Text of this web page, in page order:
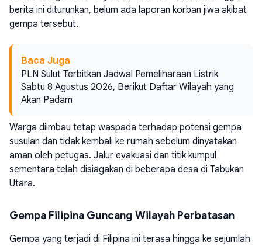
berita ini diturunkan, belum ada laporan korban jiwa akibat
gempa tersebut.
Baca Juga
PLN Sulut Terbitkan Jadwal Pemeliharaan Listrik
Sabtu 8 Agustus 2026, Berikut Daftar Wilayah yang
Akan Padam
Warga diimbau tetap waspada terhadap potensi gempa
susulan dan tidak kembali ke rumah sebelum dinyatakan
aman oleh petugas. Jalur evakuasi dan titik kumpul
sementara telah disiagakan di beberapa desa di Tabukan
Utara.
Gempa Filipina Guncang Wilayah Perbatasan
Gempa yang terjadi di Filipina ini terasa hingga ke sejumlah